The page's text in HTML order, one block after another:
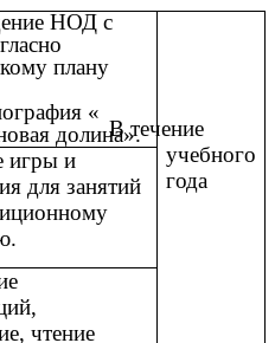
НОД с
плану
«
долина».В течение
учебного
года
игры и
для занятий
чтение